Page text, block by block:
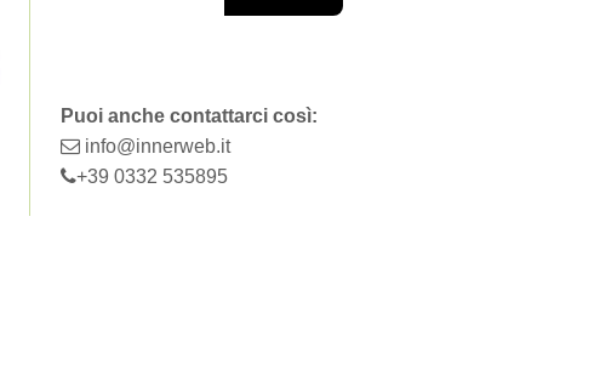
Puoi anche contattarci così:
info@innerweb.it
+39 0332 535895